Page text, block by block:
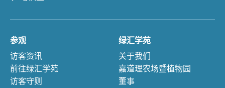
参观
访客资讯
前往绿汇学苑
访客守则
绿汇学苑
关于我们
嘉道理农场暨植物园
董事